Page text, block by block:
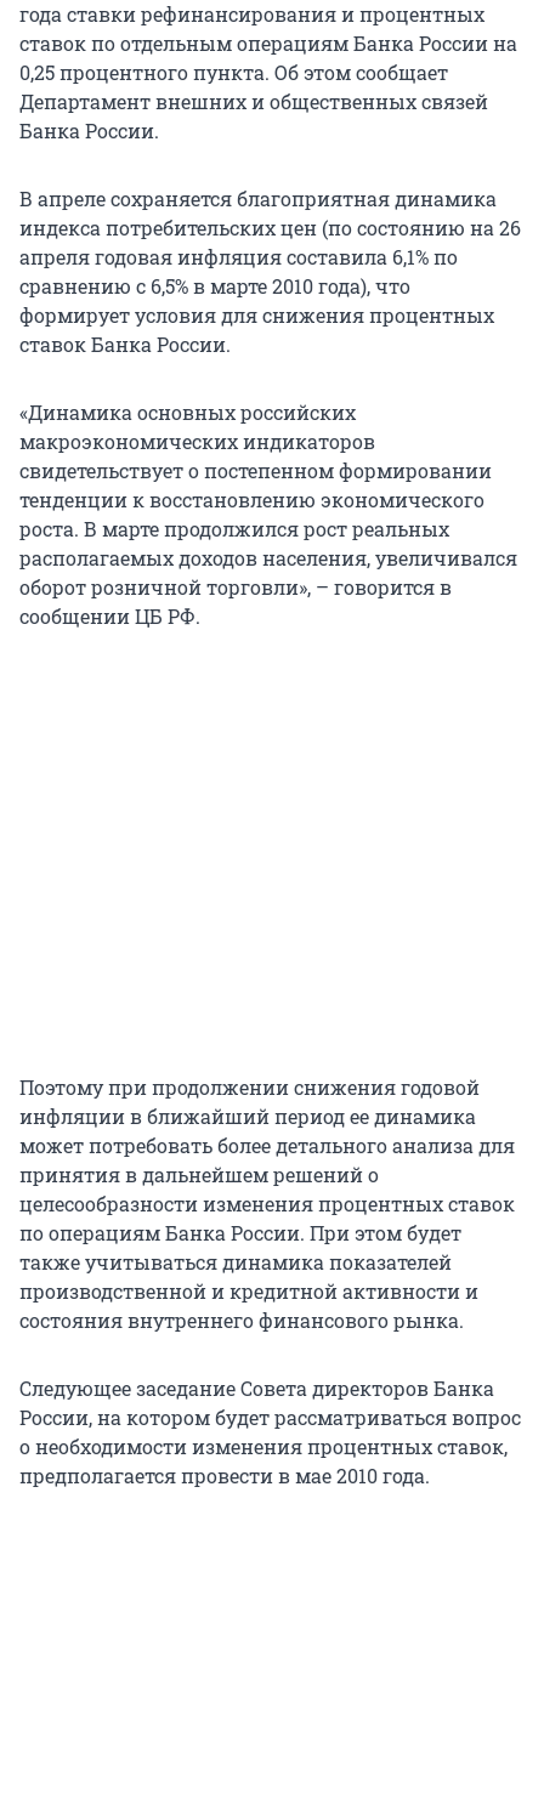
года ставки рефинансирования и процентных
ставок по отдельным операциям Банка России на
0,25 процентного пункта. Об этом сообщает
Департамент внешних и общественных связей
Банка России.
В апреле сохраняется благоприятная динамика
индекса потребительских цен (по состоянию на 26
апреля годовая инфляция составила 6,1% по
сравнению с 6,5% в марте 2010 года), что
формирует условия для снижения процентных
ставок Банка России.
«Динамика основных российских
макроэкономических индикаторов
свидетельствует о постепенном формировании
тенденции к восстановлению экономического
роста. В марте продолжился рост реальных
располагаемых доходов населения, увеличивался
оборот розничной торговли», – говорится в
сообщении ЦБ РФ.
Поэтому при продолжении снижения годовой
инфляции в ближайший период ее динамика
может потребовать более детального анализа для
принятия в дальнейшем решений о
целесообразности изменения процентных ставок
по операциям Банка России. При этом будет
также учитываться динамика показателей
производственной и кредитной активности и
состояния внутреннего финансового рынка.
Следующее заседание Совета директоров Банка
России, на котором будет рассматриваться вопрос
о необходимости изменения процентных ставок,
предполагается провести в мае 2010 года.